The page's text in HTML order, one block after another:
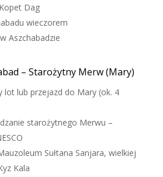
Dag
wieczorem
Aszchabadzie
– Starożytny Merw (Mary)
lot lub przejazd do Mary (ok. 4
starożytnego Merwu –
Sułtana Sanjara, wielkiej
Kala